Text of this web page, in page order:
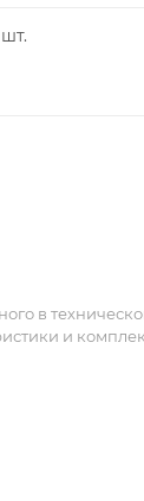
шт.
в
и